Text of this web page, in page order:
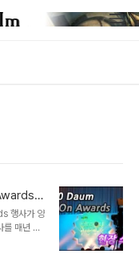
행사가 양
를 매년 진
행사를 개